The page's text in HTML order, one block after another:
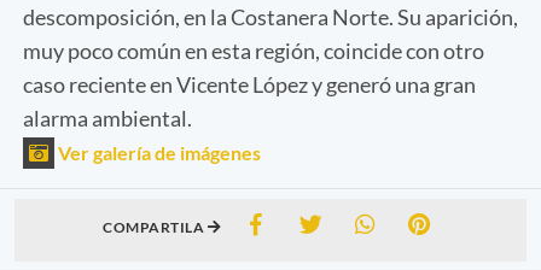
descomposición, en la Costanera Norte. Su aparición,
muy poco común en esta región, coincide con otro
caso reciente en Vicente López y generó una gran
alarma ambiental.
Ver galería de imágenes
COMPARTILA